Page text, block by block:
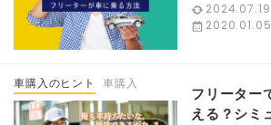
2024.07.19
2020.01.05
車購入のヒント 車購入
フリーター
える？シミ